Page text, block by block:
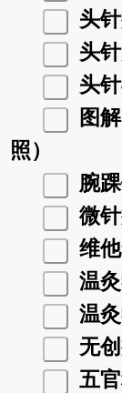
头
头
头
图
照）
腕
微
维
温
温
无
五